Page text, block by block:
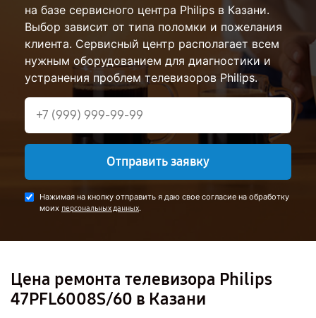
на базе сервисного центра Philips в Казани.
Выбор зависит от типа поломки и пожелания
клиента. Сервисный центр располагает всем
нужным оборудованием для диагностики и
устранения проблем телевизоров Philips.
Отправить заявку
Нажимая на кнопку отправить я даю свое согласие на обработку
моих персональных данных.
Цена ремонта телевизора Philips
47PFL6008S/60 в Казани